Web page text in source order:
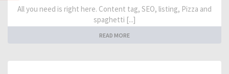
All you need is right here. Content tag, SEO, listing, Pizza and
spaghetti [...]
READ MORE